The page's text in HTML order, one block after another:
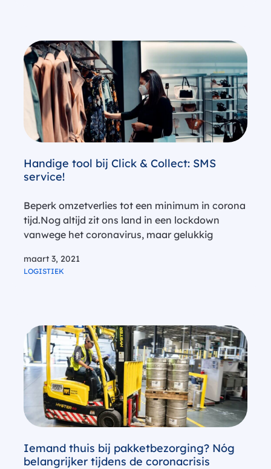
Handige tool bij Click & Collect: SMS
service!
Beperk omzetverlies tot een minimum in corona
tijd.Nog altijd zit ons land in een lockdown
vanwege het coronavirus, maar gelukkig
weer persoonlijk contact hebben met klanten en
maart 3, 2021
LOGISTIEK
Iemand thuis bij pakketbezorging? Nóg
belangrijker tijdens de coronacrisis